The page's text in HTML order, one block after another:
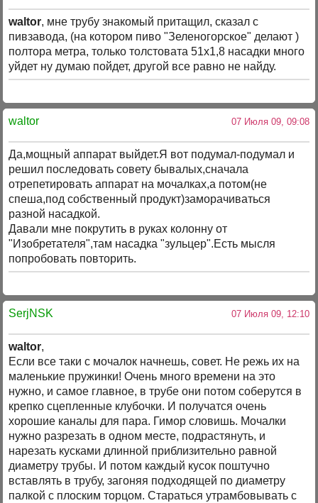
waltor, мне трубу знакомый притащил, сказал с
пивзавода, (на котором пиво "Зеленогорское" делают )
полтора метра, только толстовата 51х1,8 насадки много
уйдет ну думаю пойдет, другой все равно не найду.
waltor 07 Июля 09, 09:08
Да,мощный аппарат выйдет.Я вот подумал-подумал и
решил последовать совету бывалых,сначала
отрепетировать аппарат на мочалках,а потом(не
спеша,под собственный продукт)заморачиваться
разной насадкой.
Давали мне покрутить в руках колонну от
"Изобретателя",там насадка "зульцер".Есть мысля
попробовать повторить.
SerjNSK 07 Июля 09, 12:10
waltor,
Если все таки с мочалок начнешь, совет. Не режь их на
маленькие пружинки! Очень много времени на это
нужно, и самое главное, в трубе они потом соберутся в
крепко сцепленные клубочки. И получатся очень
хорошие каналы для пара. Гимор словишь. Мочалки
нужно разрезать в одном месте, подрастянуть, и
нарезать кусками длинной приблизительно равной
диаметру трубы. И потом каждый кусок поштучно
вставлять в трубу, загоняя подходящей по диаметру
палкой с плоским торцом. Стараться утрамбовывать с